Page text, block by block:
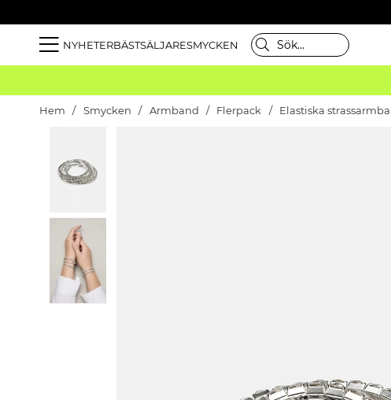
NYHETERBÄSTSÄLJARESMYCKEN
Hem Smycken Armband Flerpack Elastiska